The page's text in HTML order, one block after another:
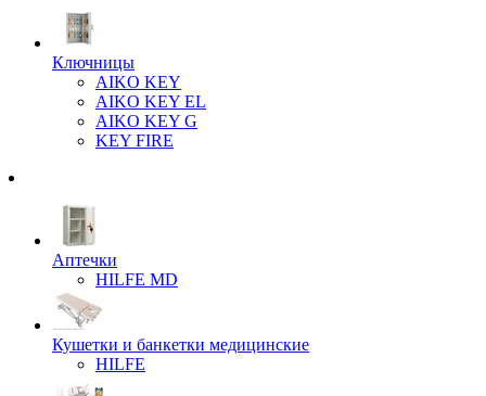
Ключницы
AIKO KEY
AIKO KEY EL
AIKO KEY G
KEY FIRE
Аптечки
HILFE MD
Кушетки и банкетки медицинские
HILFE